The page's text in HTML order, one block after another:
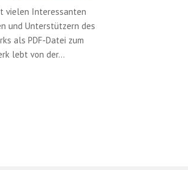
vielen Interessanten
und Unterstützern des
als PDF-Datei zum
lebt von der...